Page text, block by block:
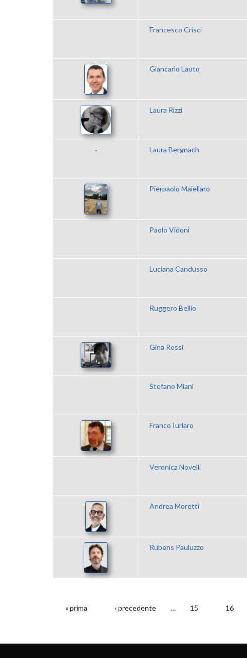
Francesco Crisci
Giancarlo Lauto
Laura Rizzi
Laura Bergnach
Pierpaolo Maiellaro
Paolo Vidoni
Luciana Candusso
Ruggero Bellio
Gina Rossi
Stefano Miani
Franco Iurlaro
Veronica Novelli
Andrea Moretti
Rubens Pauluzzo
PAGINE
« prima ‹ precedente … 15 16